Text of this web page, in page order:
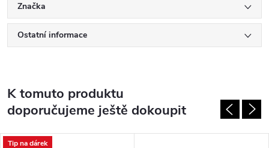
Značka
Ostatní informace
K tomuto produktu
doporučujeme ještě dokoupit
Tip na dárek